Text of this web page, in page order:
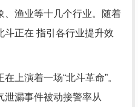
、渔业等十几个行业。随着
斗正在 指引各行业提升效
上演着一场“北斗革命”。
泄漏事件被动接警率从